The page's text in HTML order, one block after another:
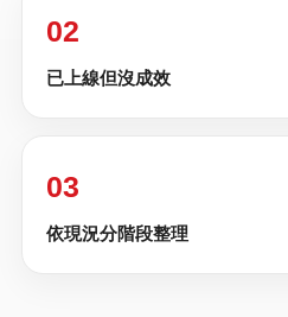
02
已上線但沒成效
03
依現況分階段整理